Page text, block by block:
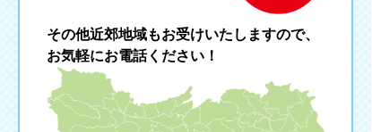
その他近郊地域もお受けいたしますので、
お気軽にお電話ください！